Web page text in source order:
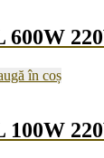
pot
fi
în coș